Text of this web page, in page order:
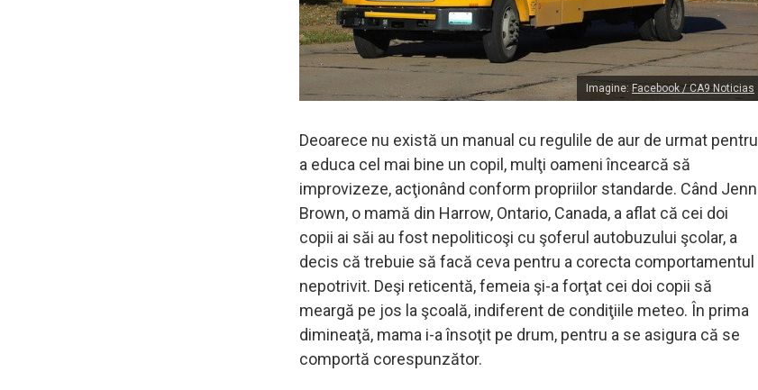
Imagine: Facebook / CA9 Noticias
Deoarece nu există un manual cu regulile de aur de urmat pentru
a educa cel mai bine un copil, mulţi oameni încearcă să
improvizeze, acţionând conform propriilor standarde. Când Jenn
Brown, o mamă din Harrow, Ontario, Canada, a aflat că cei doi
copii ai săi au fost nepoliticoşi cu şoferul autobuzului şcolar, a
decis că trebuie să facă ceva pentru a corecta comportamentul
nepotrivit. Deşi reticentă, femeia şi-a forţat cei doi copii să
meargă pe jos la şcoală, indiferent de condiţiile meteo. În prima
dimineaţă, mama i-a însoţit pe drum, pentru a se asigura că se
comportă corespunzător.